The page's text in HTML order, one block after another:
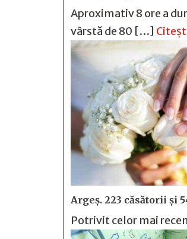
Aproximativ 8 ore a
vârstă de 80 […]
Argeș. 223 căsătorii și
Potrivit celor mai